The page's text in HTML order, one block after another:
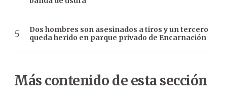
Dos hombres son asesinados a tiros y un tercero
queda herido en parque privado de Encarnación
Más contenido de esta sección